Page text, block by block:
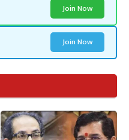
Join Now
Join Now